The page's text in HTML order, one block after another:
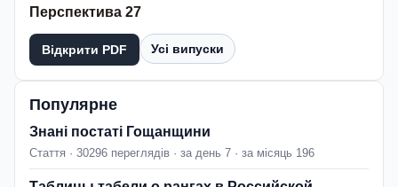
Перспектива 27
Відкрити PDF Усі випуски
Популярне
Знані постаті Гощанщини
Стаття · 30296 переглядів · за день 7 · за місяць 196